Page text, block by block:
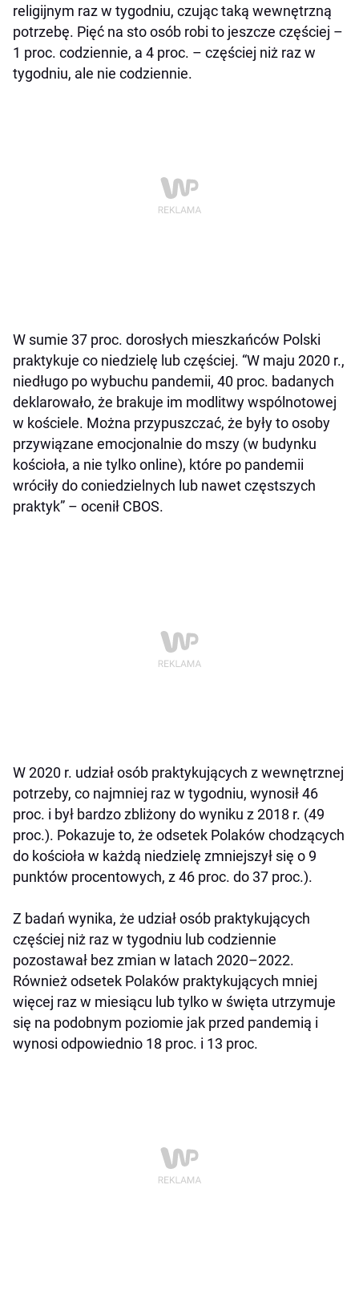
religijnym raz w tygodniu, czując taką wewnętrzną
potrzebę. Pięć na sto osób robi to jeszcze częściej –
1 proc. codziennie, a 4 proc. – częściej niż raz w
tygodniu, ale nie codziennie.
W sumie 37 proc. dorosłych mieszkańców Polski
praktykuje co niedzielę lub częściej. “W maju 2020 r.,
niedługo po wybuchu pandemii, 40 proc. badanych
deklarowało, że brakuje im modlitwy wspólnotowej
w kościele. Można przypuszczać, że były to osoby
przywiązane emocjonalnie do mszy (w budynku
kościoła, a nie tylko online), które po pandemii
wróciły do coniedzielnych lub nawet częstszych
praktyk” – ocenił CBOS.
W 2020 r. udział osób praktykujących z wewnętrznej
potrzeby, co najmniej raz w tygodniu, wynosił 46
proc. i był bardzo zbliżony do wyniku z 2018 r. (49
proc.). Pokazuje to, że odsetek Polaków chodzących
do kościoła w każdą niedzielę zmniejszył się o 9
punktów procentowych, z 46 proc. do 37 proc.).
Z badań wynika, że udział osób praktykujących
częściej niż raz w tygodniu lub codziennie
pozostawał bez zmian w latach 2020–2022.
Również odsetek Polaków praktykujących mniej
więcej raz w miesiącu lub tylko w święta utrzymuje
się na podobnym poziomie jak przed pandemią i
wynosi odpowiednio 18 proc. i 13 proc.